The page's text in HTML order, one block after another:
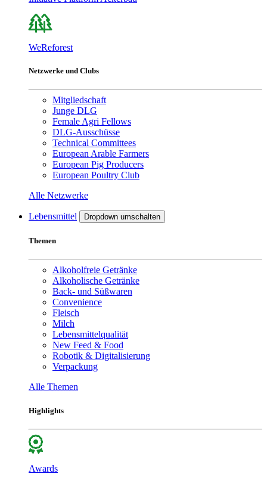
WeReforest
Netzwerke und Clubs
Mitgliedschaft
Junge DLG
Female Agri Fellows
DLG-Ausschüsse
Technical Committees
European Arable Farmers
European Pig Producers
European Poultry Club
Alle Netzwerke
Lebensmittel Dropdown umschalten
Themen
Alkoholfreie Getränke
Alkoholische Getränke
Back- und Süßwaren
Convenience
Fleisch
Milch
Lebensmittelqualität
New Feed & Food
Robotik & Digitalisierung
Verpackung
Alle Themen
Highlights
Awards